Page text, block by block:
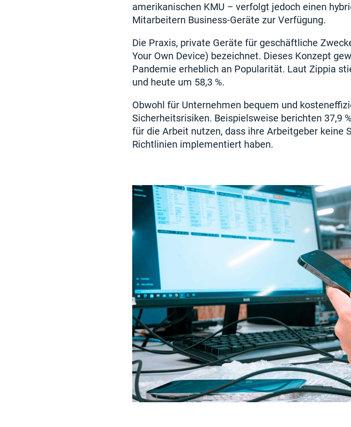
amerikanischen KMU – verfolgt jedoch einen
Mitarbeitern Business-Geräte zur Verfügung.
Die Praxis, private Geräte für geschäftliche
Your Own Device) bezeichnet. Dieses Konzept
Pandemie erheblich an Popularität. Laut Zippia
und heute um 58,3 %.
Obwohl für Unternehmen bequem und
Sicherheitsrisiken. Beispielsweise berichten 37,9
für die Arbeit nutzen, dass ihre Arbeitgeber keine
Richtlinien implementiert haben.